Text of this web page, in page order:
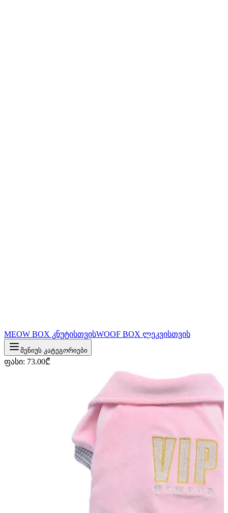
MEOW BOX კნუტისთვისWOOF BOX ლეკვისთვის
მენიუს კატეგორიები
ფასი: 73.00₾